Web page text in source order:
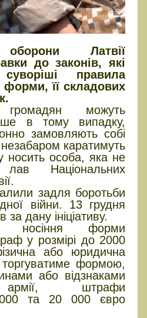
оборони Латвії
до законів, які
правила
форми, її складових
можуть
в тому випадку,
замовляють собі
незабаром каратимуть
особа, яка не
Національних
задля боротьби
війни. 13 грудня
дану ініціативу.
носіння форми
у розмірі до 2000
або юридична
формою,
або відзнаками
армії, штрафи
та 20 000 євро